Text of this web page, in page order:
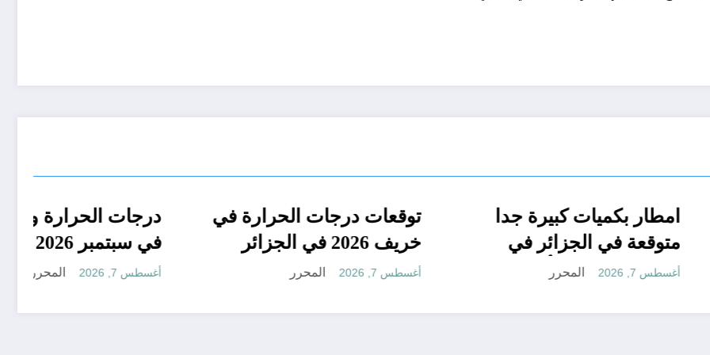
الجزائر الحدث
توقعات درجات الحرارة في
خريف 2026 في الجزائر
المحرر
الجزائر الحدث
امطار بكميات كبيرة جدا
متوقعة في الجزائر في
شهري سبتمبر و أكتوبر ..
المحرر
مناسبة
مستقبلها كبير
المحرر